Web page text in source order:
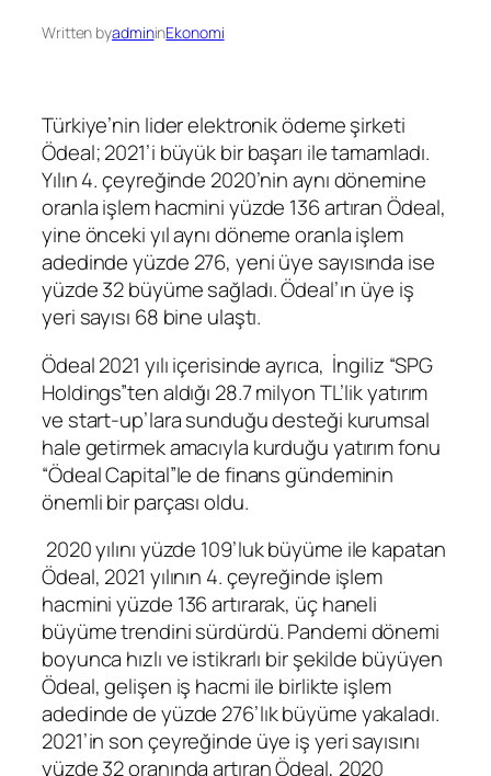
Written byadmininEkonomi
Türkiye’nin lider elektronik ödeme şirketi
Ödeal; 2021’i büyük bir başarı ile tamamladı.
Yılın 4. çeyreğinde 2020’nin aynı dönemine
oranla işlem hacmini yüzde 136 artıran Ödeal,
yine önceki yıl aynı döneme oranla işlem
adedinde yüzde 276, yeni üye sayısında ise
yüzde 32 büyüme sağladı. Ödeal’ın üye iş
yeri sayısı 68 bine ulaştı.
Ödeal 2021 yılı içerisinde ayrıca, İngiliz “SPG
Holdings”ten aldığı 28.7 milyon TL’lik yatırım
ve start-up’lara sunduğu desteği kurumsal
hale getirmek amacıyla kurduğu yatırım fonu
“Ödeal Capital”le de finans gündeminin
önemli bir parçası oldu.
2020 yılını yüzde 109’luk büyüme ile kapatan
Ödeal, 2021 yılının 4. çeyreğinde işlem
hacmini yüzde 136 artırarak, üç haneli
büyüme trendini sürdürdü. Pandemi dönemi
boyunca hızlı ve istikrarlı bir şekilde büyüyen
Ödeal, gelişen iş hacmi ile birlikte işlem
adedinde de yüzde 276’lık büyüme yakaladı.
2021’in son çeyreğinde üye iş yeri sayısını
yüzde 32 oranında artıran Ödeal, 2020